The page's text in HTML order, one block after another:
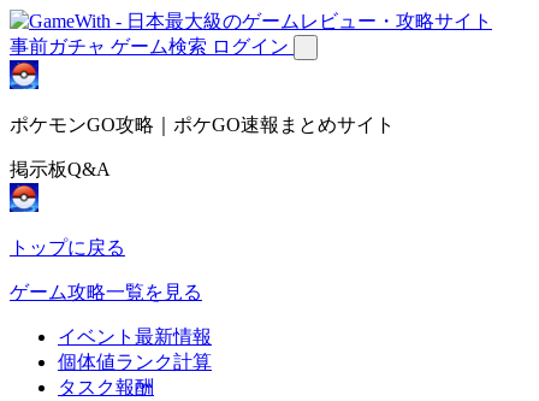
事前ガチャ ゲーム検索 ログイン
ポケモンGO攻略｜ポケGO速報まとめサイト
掲示板Q&A
トップに戻る
ゲーム攻略一覧を見る
イベント最新情報
個体値ランク計算
タスク報酬